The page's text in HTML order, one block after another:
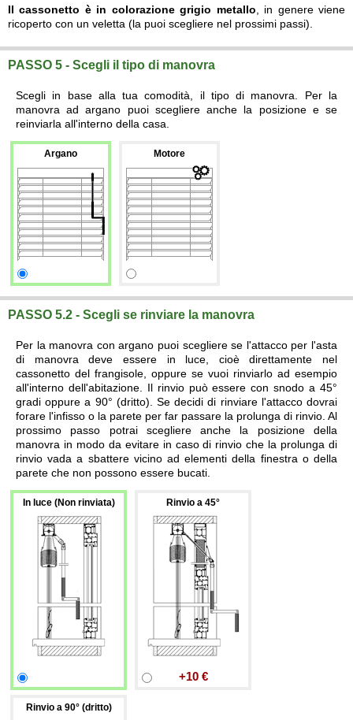
Il cassonetto è in colorazione grigio metallo , in genere viene
ricoperto con un veletta (la puoi scegliere nel prossimi passi).
PASSO 5 - Scegli il tipo di manovra
Scegli in base alla tua comodità, il tipo di manovra. Per la
manovra ad argano puoi scegliere anche la posizione e se
reinviarla all'interno della casa.
Argano Motore
PASSO 5.2 - Scegli se rinviare la manovra
Per la manovra con argano puoi scegliere se l'attacco per l'asta
di manovra deve essere in luce, cioè direttamente nel
cassonetto del frangisole, oppure se vuoi rinviarlo ad esempio
all'interno dell'abitazione. Il rinvio può essere con snodo a 45°
gradi oppure a 90° (dritto). Se decidi di rinviare l'attacco dovrai
forare l'infisso o la parete per far passare la prolunga di rinvio. Al
prossimo passo potrai scegliere anche la posizione della
manovra in modo da evitare in caso di rinvio che la prolunga di
rinvio vada a sbattere vicino ad elementi della finestra o della
parete che non possono essere bucati.
In luce (Non rinviata) Rinvio a 45°
+10 €
Rinvio a 90° (dritto)